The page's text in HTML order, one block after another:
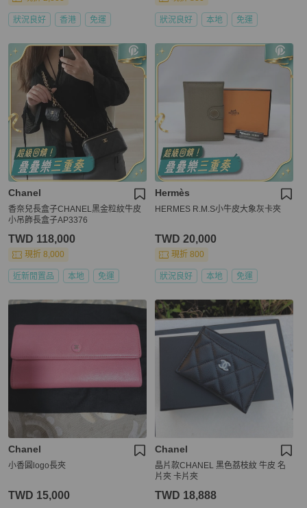
狀況良好 香港 免運 狀況良好 本地 免運
Chanel
香奈兒長盒子CHANEL黑金粒紋牛皮
小吊飾長盒子AP3376
TWD 118,000
現折 8,000
近新閒置品 本地 免運
Hermès
HERMES R.M.S小牛皮大象灰卡夾
TWD 20,000
現折 800
狀況良好 本地 免運
Chanel
小香圓logo長夾
TWD 15,000
Chanel
晶片款CHANEL 黑色荔枝紋 牛皮 名
片夾 卡片夾
TWD 18,888